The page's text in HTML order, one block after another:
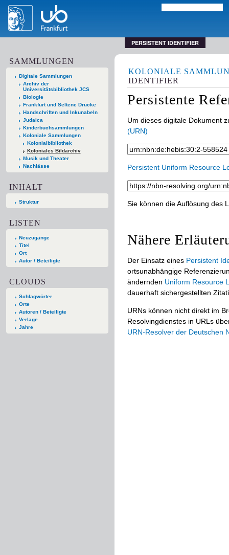
PERSISTENT IDENTIFIER
SAMMLUNGEN
Digitale Sammlungen
Archiv der
Universitätsbibliothek JCS
Biologie
Frankfurt und Seltene Drucke
Handschriften und Inkunabeln
Judaica
Kinderbuchsammlungen
Koloniale Sammlungen
Kolonialbibliothek
Koloniales Bildarchiv
Musik und Theater
Nachlässe
INHALT
Struktur
LISTEN
Neuzugänge
Titel
Ort
Autor / Beteiligte
CLOUDS
Schlagwörter
Orte
Autoren / Beteiligte
Verlage
Jahre
KOLONIALE
IDENTIFIER
Persistente
Um dieses digitale Dokument
(URN)
Persistent Uniform Resource
Sie können die Auflösung des
Nähere
Der Einsatz eines Persistent
ortsunabhängige
ändernden Uniform Resource
dauerhaft sichergestellten
URNs können nicht direkt im
Resolvingdienstes in URLs
URN-Resolver der Deutschen